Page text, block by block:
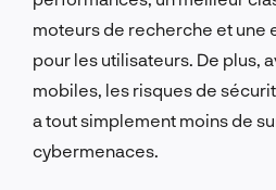
moteurs de recherche et une
pour les utilisateurs. De plus,
mobiles, les risques de
a tout simplement moins de
cybermenaces.